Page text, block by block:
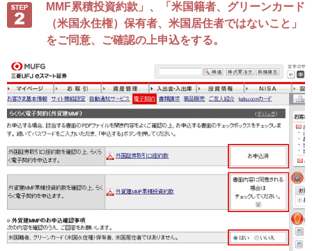
MMF累積投資約款」、「米国籍者、グリーンカード
（米国永住権）保有者、米国居住者ではないこと」
をご同意、ご確認の上申込をする。